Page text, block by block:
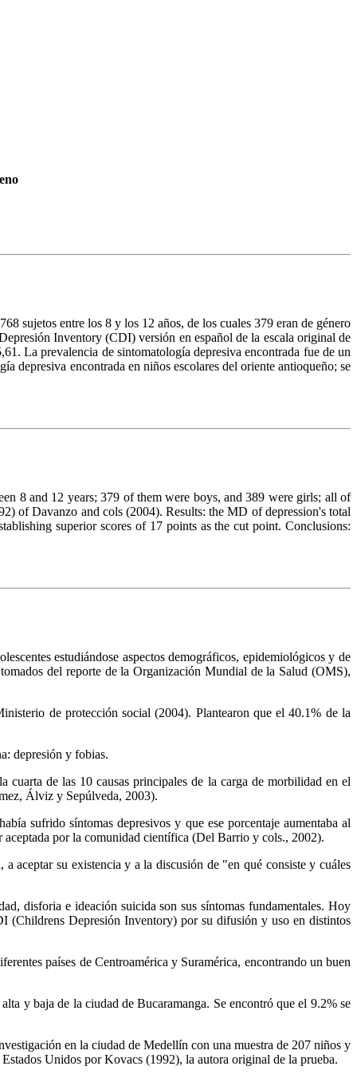
sujetos entre los 8 y los 12 años, de los cuales 379 eran de género
Inventory (CDI) versión en español de la escala original de
La prevalencia de sintomatología depresiva encontrada fue de un
depresiva encontrada en niños escolares del oriente antioqueño; se
8 and 12 years; 379 of them were boys, and 389 were girls; all of
of Davanzo and cols (2004). Results: the MD of depression's total
superior scores of 17 points as the cut point. Conclusions:
estudiándose aspectos demográficos, epidemiológicos y de
del reporte de la Organización Mundial de la Salud (OMS),
de protección social (2004). Plantearon que el 40.1% de la
depresión y fobias.
de las 10 causas principales de la carga de morbilidad en el
Álviz y Sepúlveda, 2003).
sufrido síntomas depresivos y que ese porcentaje aumentaba al
por la comunidad científica (Del Barrio y cols., 2002).
aceptar su existencia y a la discusión de "en qué consiste y cuáles
disforia e ideación suicida son sus síntomas fundamentales. Hoy
(Childrens Depresión Inventory) por su difusión y uso en distintos
países de Centroamérica y Suramérica, encontrando un buen
y baja de la ciudad de Bucaramanga. Se encontró que el 9.2% se
en la ciudad de Medellín con una muestra de 207 niños y
Unidos por Kovacs (1992), la autora original de la prueba.